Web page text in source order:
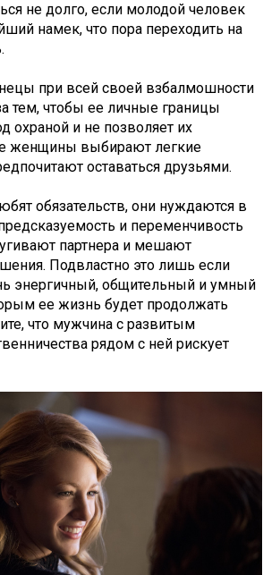
не долго, если молодой человек
намек, что пора переходить на
при всей своей взбалмошности
тем, чтобы ее личные границы
охраной и не позволяет их
женщины выбирают легкие
оставаться друзьями.
обязательств, они нуждаются в
и переменчивость
партнера и мешают
Подвластно это лишь если
энергичный, общительный и умный
ее жизнь будет продолжать
что мужчина с развитым
рядом с ней рискует